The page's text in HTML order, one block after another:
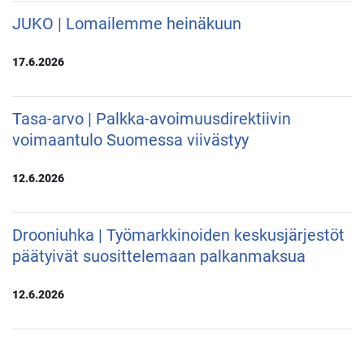
JUKO | Lomailemme heinäkuun
17.6.2026
Tasa-arvo | Palkka-avoimuusdirektiivin
voimaantulo Suomessa viivästyy
12.6.2026
Drooniuhka | Työmarkkinoiden keskusjärjestöt
päätyivät suosittelemaan palkanmaksua
12.6.2026